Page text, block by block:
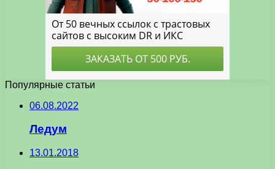
Популярные статьи
06.08.2022
Ледум
13.01.2018